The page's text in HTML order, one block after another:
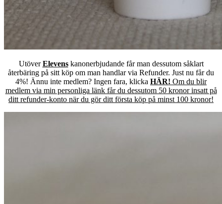
UtöverElevenskanonerbjudande får man dessutom såklart
återbäring på sitt köp om man handlar via Refunder. Just nu får du
4%! Ännu inte medlem? Ingen fara, klicka HÄR! Om du blir
medlem via min personliga länk får du dessutom 50 kronor insatt på
ditt refunder-konto när du gör ditt första köp på minst 100 kronor!